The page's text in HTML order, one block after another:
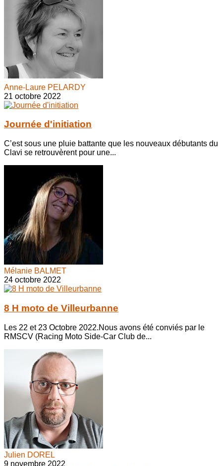
Anne-Laure PELARDY
21 octobre 2022
Journée d'initiation
C’est sous une pluie battante que les nouveaux débutants du
Clavi se retrouvèrent pour une...
Mélanie BALMET
24 octobre 2022
8 H moto de Villeurbanne
Les 22 et 23 Octobre 2022.Nous avons été conviés par le
RMSCV (Racing Moto Side-Car Club de...
Julien DOREL
9 novembre 2022